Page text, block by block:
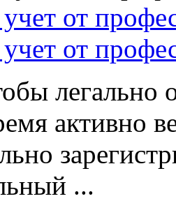
от
от
легально
активно
...